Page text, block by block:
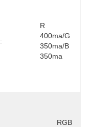
R
400ma/g
350ma/b
350ma
RGB